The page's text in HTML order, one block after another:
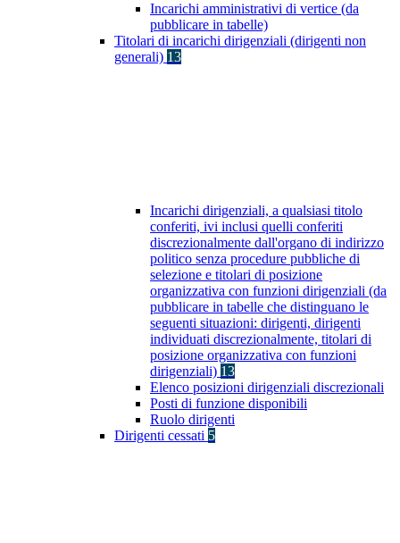
Incarichi amministrativi di vertice (da
pubblicare in tabelle)
Titolari di incarichi dirigenziali (dirigenti non
generali) 13
Incarichi dirigenziali, a qualsiasi titolo
conferiti, ivi inclusi quelli conferiti
discrezionalmente dall'organo di indirizzo
politico senza procedure pubbliche di
selezione e titolari di posizione
organizzativa con funzioni dirigenziali (da
pubblicare in tabelle che distinguano le
seguenti situazioni: dirigenti, dirigenti
individuati discrezionalmente, titolari di
posizione organizzativa con funzioni
dirigenziali) 13
Elenco posizioni dirigenziali discrezionali
Posti di funzione disponibili
Ruolo dirigenti
Dirigenti cessati 5